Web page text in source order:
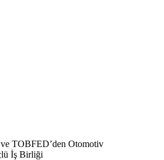
TOBFED’den Otomotiv
İş Birliği